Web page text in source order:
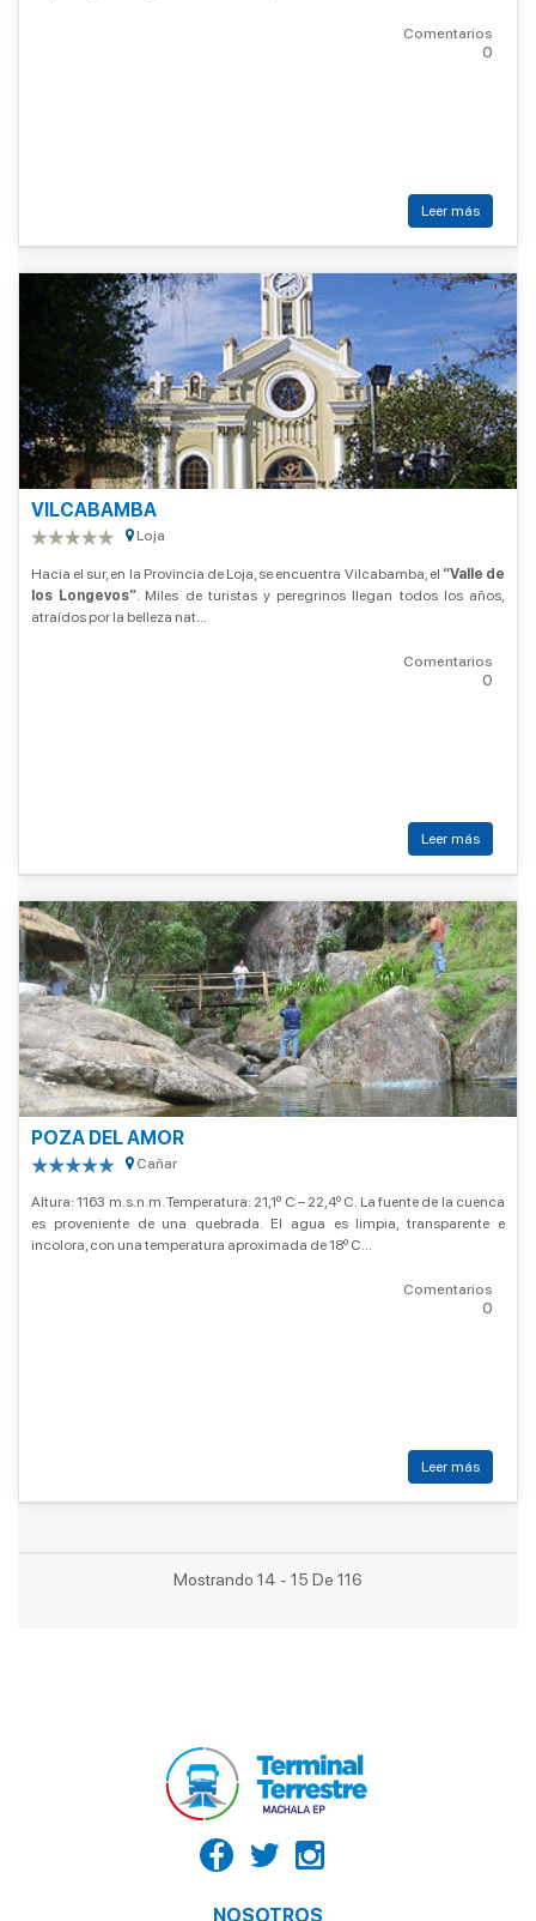
Comentarios
0
Leer más
VILCABAMBA
Loja
Hacia el sur, en la Provincia de Loja, se encuentra Vilcabamba, el “Valle de
los Longevos” . Miles de turistas y peregrinos llegan todos los años,
atraídos por la belleza nat...
Comentarios
0
Leer más
POZA DEL AMOR
Cañar
Altura: 1163 m.s.n.m. Temperatura: 21,1º C – 22,4º C. La fuente de la cuenca
es proveniente de una quebrada. El agua es limpia, transparente e
incolora, con una temperatura aproximada de 18º C...
Comentarios
0
Leer más
Mostrando 14 - 15 De 116
NOSOTROS